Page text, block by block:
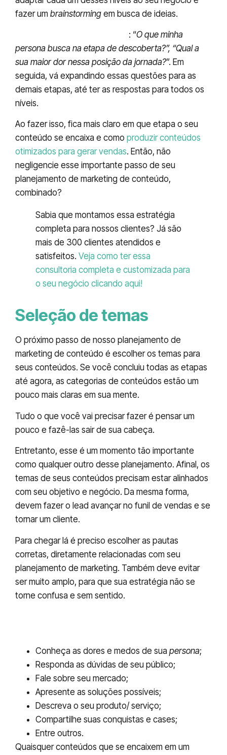
fazer um brainstorming em busca de ideias.
: “O que minha
persona busca na etapa de descoberta?”, “Qual a
sua maior dor nessa posição da jornada?”. Em
seguida, vá expandindo essas questões para as
demais etapas, até ter as respostas para todos os
níveis.
Ao fazer isso, fica mais claro em que etapa o seu
conteúdo se encaixa e como produzir conteúdos
otimizados para gerar vendas. Então, não
negligencie esse importante passo de seu
planejamento de marketing de conteúdo,
combinado?
Sabia que montamos essa estratégia
completa para nossos clientes? Já são
mais de 300 clientes atendidos e
satisfeitos. Veja como ter essa
consultoria completa e customizada para
o seu negócio clicando aqui!
Seleção de temas
O próximo passo de nosso planejamento de
marketing de conteúdo é escolher os temas para
seus conteúdos. Se você concluiu todas as etapas
até agora, as categorias de conteúdos estão um
pouco mais claras em sua mente.
Tudo o que você vai precisar fazer é pensar um
pouco e fazê-las sair de sua cabeça.
Entretanto, esse é um momento tão importante
como qualquer outro desse planejamento. Afinal, os
temas de seus conteúdos precisam estar alinhados
com seu objetivo e negócio. Da mesma forma,
devem fazer o lead avançar no funil de vendas e se
tornar um cliente.
Para chegar lá é preciso escolher as pautas
corretas, diretamente relacionadas com seu
planejamento de marketing. Também deve evitar
ser muito amplo, para que sua estratégia não se
torne confusa e sem sentido.
Conheça as dores e medos de sua persona;
Responda as dúvidas de seu público;
Fale sobre seu mercado;
Apresente as soluções possíveis;
Descreva o seu produto/ serviço;
Compartilhe suas conquistas e cases;
Entre outros.
Quaisquer conteúdos que se encaixem em um